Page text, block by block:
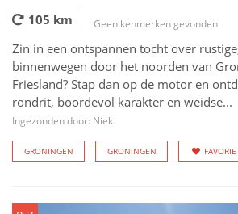
105 km Geen kenmerken gevonden
Zin in een ontspannen tocht over
binnenwegen door het noorden van
Friesland? Stap dan op de motor en
rondrit, boordevol karakter en weidse...
Ingezonden door: Niek
GRONINGEN GRONINGEN